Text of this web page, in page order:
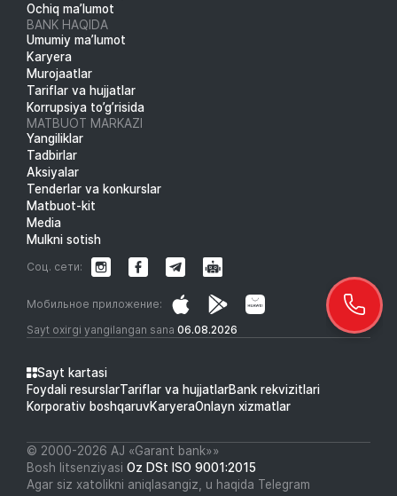
Ochiq ma’lumot
BANK HAQIDA
Umumiy ma’lumot
Karyera
Murojaatlar
Tariflar va hujjatlar
Korrupsiya to’g’risida
MATBUOT MARKAZI
Yangiliklar
Tadbirlar
Aksiyalar
Tenderlar va konkurslar
Matbuot-kit
Media
Mulkni sotish
Sayt oxirgi yangilangan sana 06.08.2026
Мобильное приложение:
Соц. сети:
Sayt kartasi
Foydali resurslarTariflar va hujjatlarBank rekvizitlari
Korporativ boshqaruvKaryeraOnlayn xizmatlar
© 2000-2026 АJ «Garant bank»»
Bosh litsenziyasi Oz DSt ISO 9001:2015
Agar siz xatolikni aniqlasangiz, u haqida Telegram